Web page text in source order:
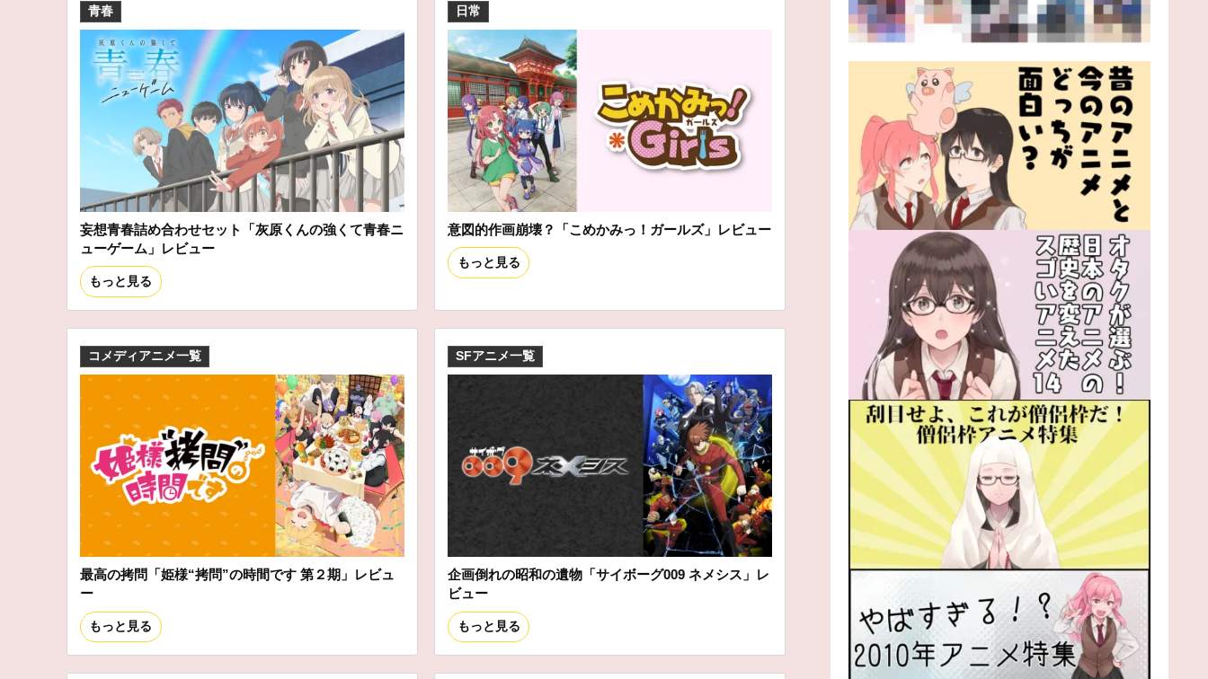
青春
妄想青春詰め合わせセット「灰原くんの強くて青春ニ
ューゲーム」レビュー
もっと見る
日常
意図的作画崩壊？「こめかみっ！ガールズ」レビュー
もっと見る
コメディアニメ一覧
最高の拷問「姫様“拷問”の時間です 第２期」レビュ
ー
もっと見る
SFアニメ一覧
企画倒れの昭和の遺物「サイボーグ009 ネメシス」レ
ビュー
もっと見る